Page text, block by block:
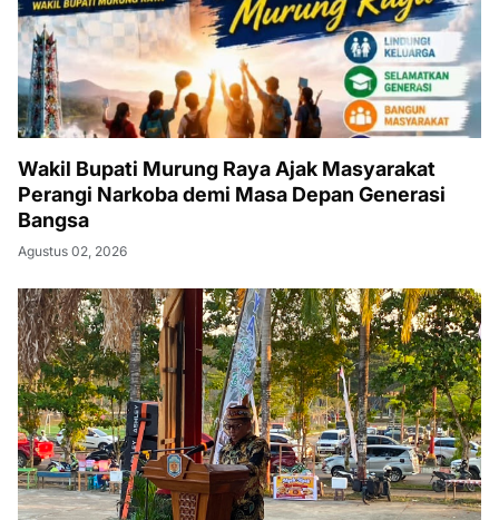
Wakil Bupati Murung Raya Ajak Masyarakat
Perangi Narkoba demi Masa Depan Generasi
Bangsa
Agustus 02, 2026